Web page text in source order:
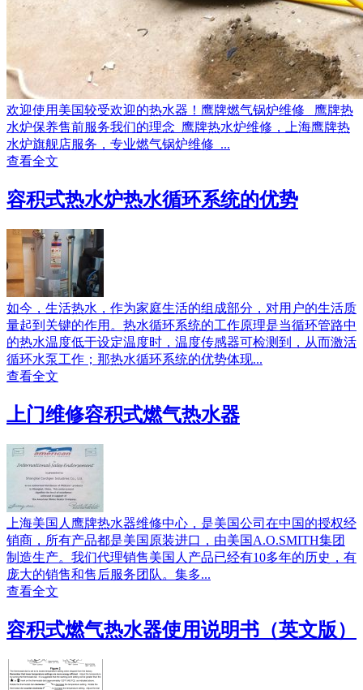
欢迎使用美国较受欢迎的热水器！鹰牌燃气锅炉维修 鹰牌热
水炉保养售前服务我们的理念 鹰牌热水炉维修，上海鹰牌热
水炉旗舰店服务，专业燃气锅炉维修 ...
查看全文
容积式热水炉热水循环系统的优势
如今，生活热水，作为家庭生活的组成部分，对用户的生活质
量起到关键的作用。热水循环系统的工作原理是当循环管路中
的热水温度低于设定温度时，温度传感器可检测到，从而激活
循环水泵工作；那热水循环系统的优势体现...
查看全文
上门维修容积式燃气热水器
上海美国人鹰牌热水器维修中心，是美国公司在中国的授权经
销商，所有产品都是美国原装进口，由美国A.O.SMITH集团
制造生产。我们代理销售美国人产品已经有10多年的历史，有
庞大的销售和售后服务团队。集多...
查看全文
容积式燃气热水器使用说明书（英文版）